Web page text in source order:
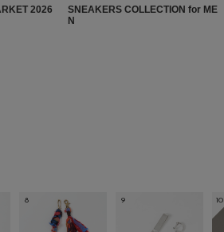
2026
SNEAKERS COLLECTION for ME
N
8 9 10